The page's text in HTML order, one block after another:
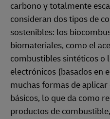
carbono y totalmente
consideran dos tipos de
sostenibles: los
biomateriales, como el
combustibles sintéticos o
electrónicos (basados en
muchas formas de
básicos, lo que da como
productos de